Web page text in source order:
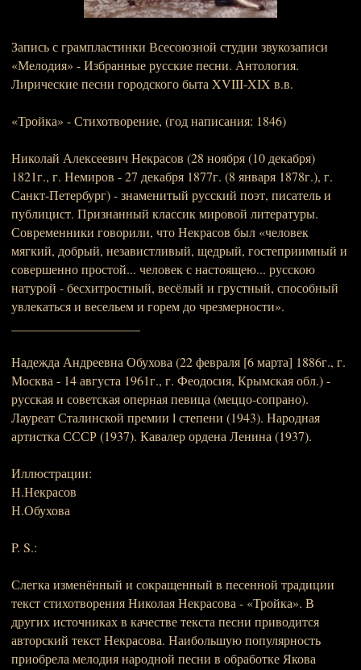
Запись с грампластинки Всесоюзной студии звукозаписи
«Мелодия» - Избранные русские песни. Антология.
Лирические песни городского быта XVIII-XIX в.в.
«Тройка» - Стихотворение, (год написания: 1846)
Николай Алексеевич Некрасов (28 ноября (10 декабря)
1821г., г. Немиров - 27 декабря 1877г. (8 января 1878г.), г.
Санкт-Петербург) - знаменитый русский поэт, писатель и
публицист. Признанный классик мировой литературы.
Современники говорили, что Некрасов был «человек
мягкий, добрый, независтливый, щедрый, гостеприимный и
совершенно простой... человек с настоящею... русскою
натурой - бесхитростный, весёлый и грустный, способный
увлекаться и весельем и горем до чрезмерности».
Надежда Андреевна Обухова (22 февраля [6 марта] 1886г., г.
Москва - 14 августа 1961г., г. Феодосия, Крымская обл.) -
русская и советская оперная певица (меццо-сопрано).
Лауреат Сталинской премии l степени (1943). Народная
артистка СССР (1937). Кавалер ордена Ленина (1937).
Иллюстрации:
Н.Некрасов
Н.Обухова
P. S.:
Слегка изменённый и сокращенный в песенной традиции
текст стихотворения Николая Некрасова - «Тройка». В
других источниках в качестве текста песни приводится
авторский текст Некрасова. Наибольшую популярность
приобрела мелодия народной песни в обработке Якова